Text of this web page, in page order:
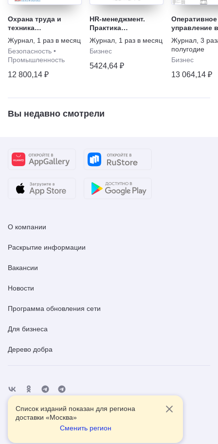
Охрана труда и
техника
безопасности на
промышленных
предприятиях
Журнал 1 раз в месяц
Безопасность •
Промышленность
12 800,14 ₽
HR-менеджмент.
Практика
управления
персоналом
Журнал 1 раз в месяц
Бизнес
5424,64 ₽
Оперативное
управление в
подготовка
персонала и
поддержание
Журнал 3
полугодие
Бизнес
13 064,14 ₽
Вы недавно смотрели
О компании
Раскрытие информации
Вакансии
Новости
Программа обновления сети
Для бизнеса
Дерево добра
Помощь Контакты
Список изданий показан для региона
доставки «Москва»
Сменить регион